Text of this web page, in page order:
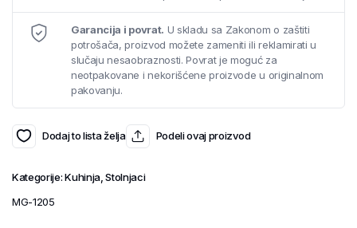
Garancija i povrat. U skladu sa Zakonom o zaštiti
potrošača, proizvod možete zameniti ili reklamirati u
slučaju nesaobraznosti. Povrat je moguć za
neotpakovane i nekorišćene proizvode u originalnom
pakovanju.
Dodaj to lista želja Podeli ovaj proizvod
Kategorije:Kuhinja,Stolnjaci
MG-1205